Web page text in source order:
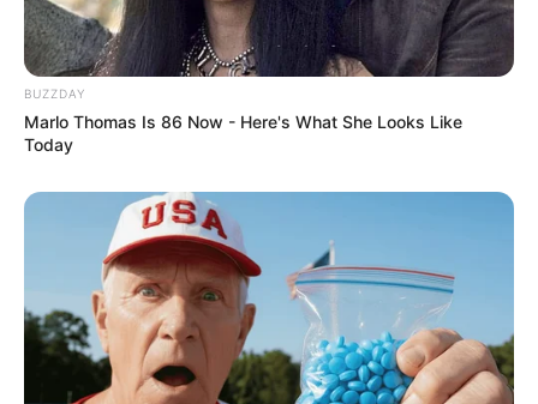
BUZZDAY
Marlo Thomas Is 86 Now - Here's What She Looks Like
Today